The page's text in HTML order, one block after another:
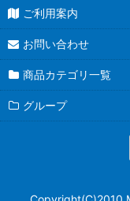
ご利用案内
お問い合わせ
商品カテゴリ一覧
グループ